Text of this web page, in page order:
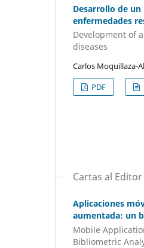
Desarrollo de
enfermedades
Development of
diseases
Carlos Moquillaza-
PDF
Cartas al Editor
Aplicaciones
aumentada: un
Mobile
Bibliometric